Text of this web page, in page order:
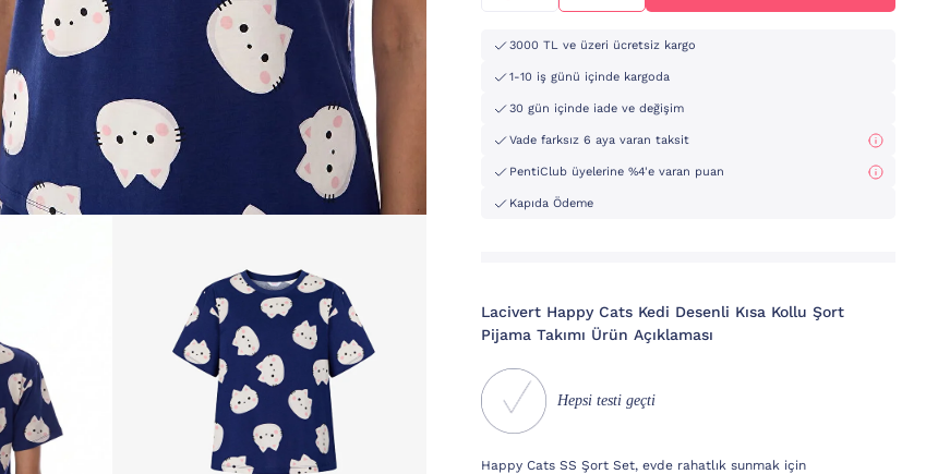
3000 TL ve üzeri ücretsiz kargo
1-10 iş günü içinde kargoda
30 gün içinde iade ve değişim
Vade farksız 6 aya varan taksit
PentiClub üyelerine %4'e varan puan
Kapıda Ödeme
Lacivert Happy Cats Kedi Desenli Kısa Kollu Şort
Pijama Takımı Ürün Açıklaması
Hepsi testi geçti
Happy Cats SS Şort Set, evde rahatlık sunmak için